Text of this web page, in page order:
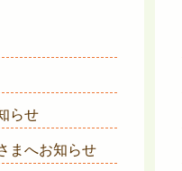
らせ
まへお知らせ